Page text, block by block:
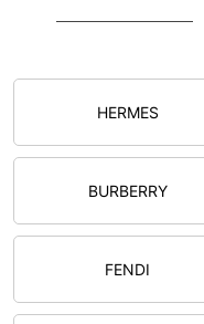
HERMES
BURBERRY
FENDI